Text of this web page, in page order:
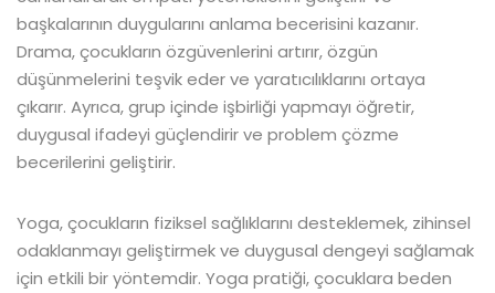
başkalarının duygularını anlama becerisini kazanır.
Drama, çocukların özgüvenlerini artırır, özgün
düşünmelerini teşvik eder ve yaratıcılıklarını ortaya
çıkarır. Ayrıca, grup içinde işbirliği yapmayı öğretir,
duygusal ifadeyi güçlendirir ve problem çözme
becerilerini geliştirir.
Yoga, çocukların fiziksel sağlıklarını desteklemek, zihinsel
odaklanmayı geliştirmek ve duygusal dengeyi sağlamak
için etkili bir yöntemdir. Yoga pratiği, çocuklara beden